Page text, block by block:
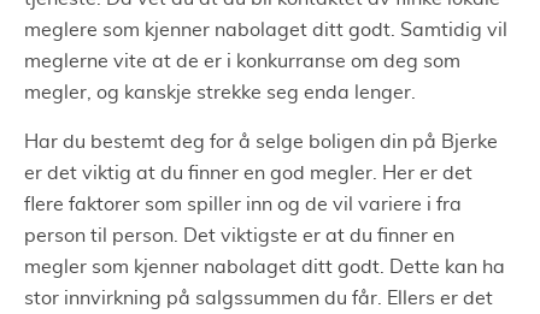
meglere som kjenner nabolaget ditt godt. Samtidig vil
meglerne vite at de er i konkurranse om deg som
megler, og kanskje strekke seg enda lenger.
Har du bestemt deg for å selge boligen din på Bjerke
er det viktig at du finner en god megler. Her er det
flere faktorer som spiller inn og de vil variere i fra
person til person. Det viktigste er at du finner en
megler som kjenner nabolaget ditt godt. Dette kan ha
stor innvirkning på salgssummen du får. Ellers er det